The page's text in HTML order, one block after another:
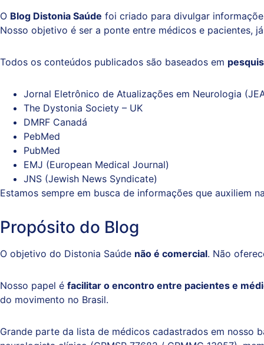
O Blog Distonia Saúde foi criado para divulgar
Nosso objetivo é ser a ponte entre médicos e pacientes,
Todos os conteúdos publicados são baseados em
Jornal Eletrônico de Atualizações em Neurologia
The Dystonia Society – UK
DMRF Canadá
PebMed
PubMed
EMJ (European Medical Journal)
JNS (Jewish News Syndicate)
Estamos sempre em busca de informações que auxiliem
Propósito do Blog
O objetivo do Distonia Saúde não é comercial. Não
Nosso papel é facilitar o encontro entre pacientes e
do movimento no Brasil.
Grande parte da lista de médicos cadastrados em nosso